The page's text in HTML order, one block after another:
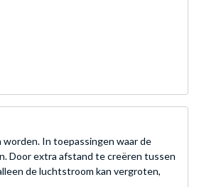
In toepassingen waar de
Door extra afstand te creëren tussen
de luchtstroom kan vergroten,